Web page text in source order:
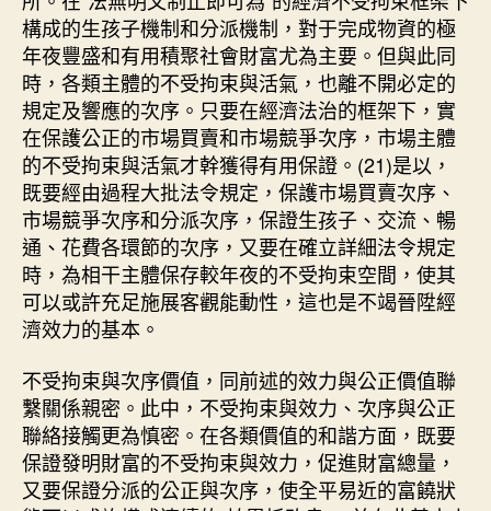
構成的生孩子機制和分派機制，對于完成物資的極
年夜豐盛和有用積聚社會財富尤為主要。但與此同
時，各類主體的不受拘束與活氣，也離不開必定的
規定及響應的次序。只要在經濟法治的框架下，實
在保護公正的市場買賣和市場競爭次序，市場主體
的不受拘束與活氣才幹獲得有用保證。(21)是以，
既要經由過程大批法令規定，保護市場買賣次序、
市場競爭次序和分派次序，保證生孩子、交流、暢
通、花費各環節的次序，又要在確立詳細法令規定
時，為相干主體保存較年夜的不受拘束空間，使其
可以或許充足施展客觀能動性，這也是不竭晉陞經
濟效力的基本。
不受拘束與次序價值，同前述的效力與公正價值聯
繫關係親密。此中，不受拘束與效力、次序與公正
聯絡接觸更為慎密。在各類價值的和諧方面，既要
保證發明財富的不受拘束與效力，促進財富總量，
又要保證分派的公正與次序，使全平易近的富饒狀